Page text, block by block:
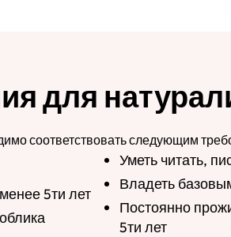
для
соответствовать следующим
5ти лет
Уметь читать,
Владеть
Постоянно
5ти лет